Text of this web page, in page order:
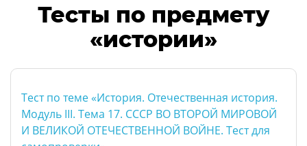
Тесты по предмету
«истории»
Тест по теме «История. Отечественная история.
Модуль III. Тема 17. СССР ВО ВТОРОЙ МИРОВОЙ
И ВЕЛИКОЙ ОТЕЧЕСТВЕННОЙ ВОЙНЕ. Тест для